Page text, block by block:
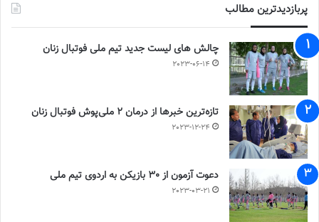
پربازدیدترین مطالب
چالش هاى ليست جدید تيم ملى فوتبال زنان
2023-06-14
تازه‌ترین خبرها از درمان ۲ ملی‌پوش فوتبال زنان
2023-12-24
دعوت آزمون از 30 بازیکن به اردوی تیم ملی
2023-03-21